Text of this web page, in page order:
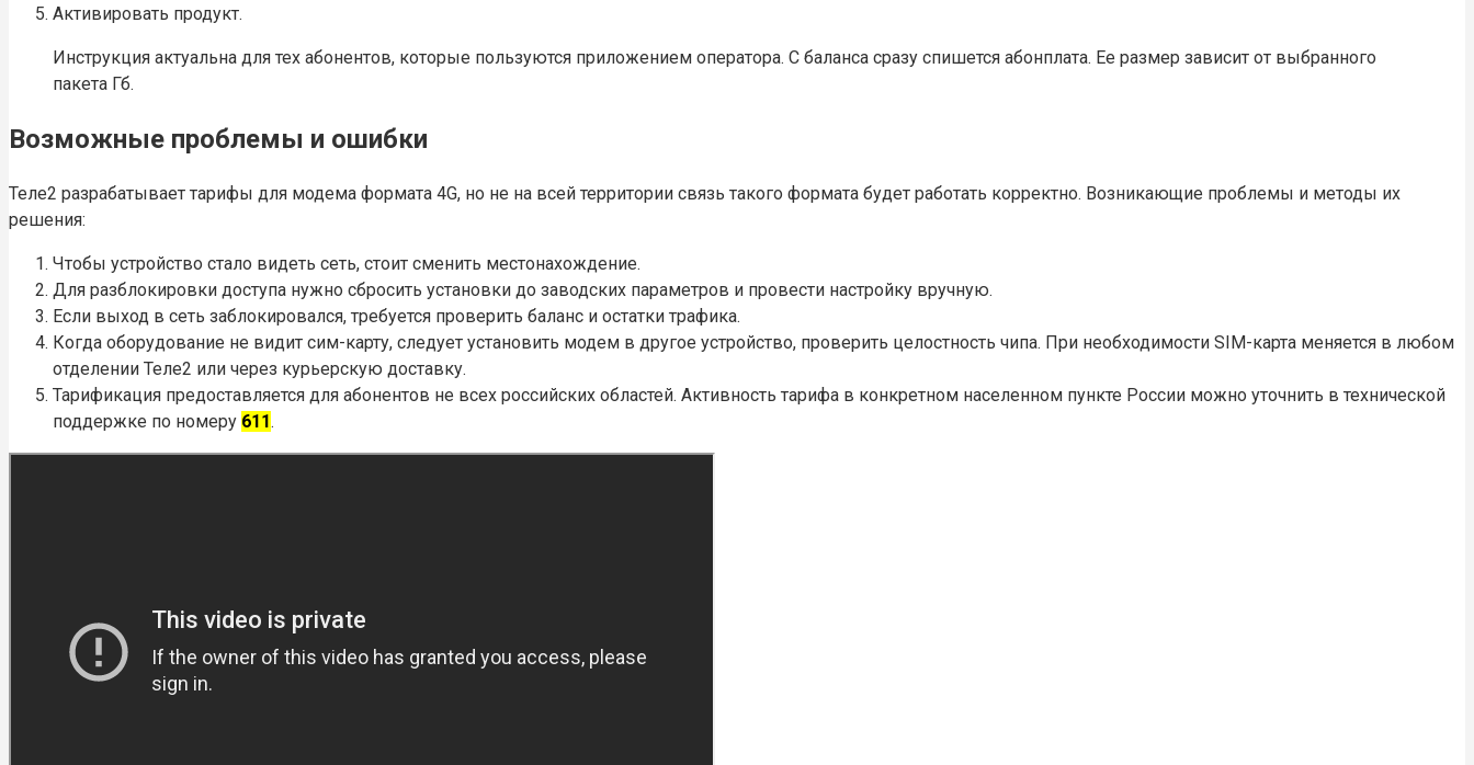
Активировать продукт.
Инструкция актуальна для тех абонентов, которые пользуются приложением оператора. С баланса сразу спишется абонплата. Ее размер зависит от выбранного
пакета Гб.
Возможные проблемы и ошибки
Теле2 разрабатывает тарифы для модема формата 4G, но не на всей территории связь такого формата будет работать корректно. Возникающие проблемы и методы их
решения:
Чтобы устройство стало видеть сеть, стоит сменить местонахождение.
Для разблокировки доступа нужно сбросить установки до заводских параметров и провести настройку вручную.
Если выход в сеть заблокировался, требуется проверить баланс и остатки трафика.
Когда оборудование не видит сим-карту, следует установить модем в другое устройство, проверить целостность чипа. При необходимости SIM-карта меняется в любом
отделении Теле2 или через курьерскую доставку.
Тарификация предоставляется для абонентов не всех российских областей. Активность тарифа в конкретном населенном пункте России можно уточнить в технической
поддержке по номеру 611.